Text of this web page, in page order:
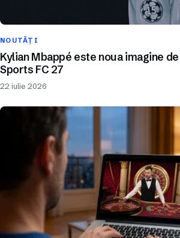
NOUTĂȚI
Kylian Mbappé este noua imagine
Sports FC 27
22 iulie 2026